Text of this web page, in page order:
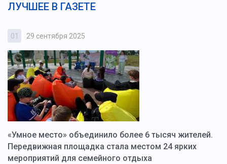
ЛУЧШЕЕ В ГАЗЕТЕ
01 29 сентября 2025
«Умное место» объединило более 6 тысяч жителей.
Передвижная площадка стала местом 24 ярких
мероприятий для семейного отдыха